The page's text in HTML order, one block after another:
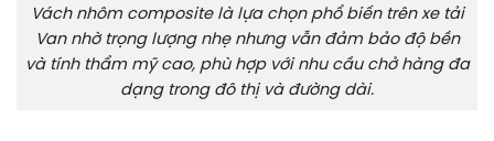
Vách nhôm composite là lựa chọn phổ biến trên xe tải
Van nhờ trọng lượng nhẹ nhưng vẫn đảm bảo độ bền
và tính thẩm mỹ cao, phù hợp với nhu cầu chở hàng đa
dạng trong đô thị và đường dài.